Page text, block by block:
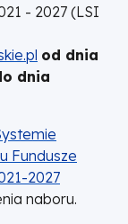
- 2027 (LSI
od dnia
dnia
Fundusze
2027
naboru.